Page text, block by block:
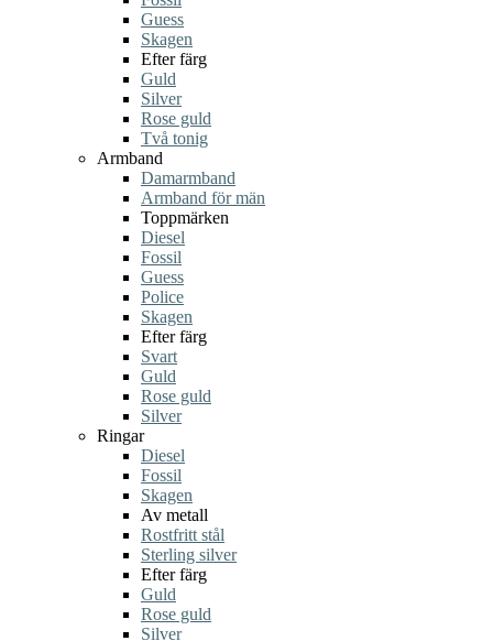
Guess
Skagen
Efter färg
Guld
Silver
Rose guld
Två tonig
Armband
Damarmband
Armband för män
Toppmärken
Diesel
Fossil
Guess
Police
Skagen
Efter färg
Svart
Guld
Rose guld
Silver
Ringar
Diesel
Fossil
Skagen
Av metall
Rostfritt stål
Sterling silver
Efter färg
Guld
Rose guld
Silver